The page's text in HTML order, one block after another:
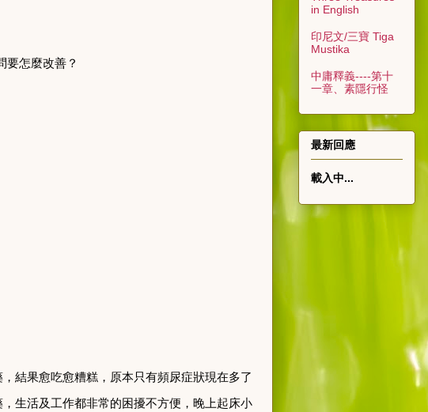
要怎麼改善？
， 結果愈吃愈糟糕 ， 原本只有頻尿症狀現在多了
， 生活及工作都非常的困擾不方便 ， 晚上起床小
in English
印尼文/三寶 Tiga
Mustika
中庸釋義----第十
一章、素隱行怪
最新回應
載入中...